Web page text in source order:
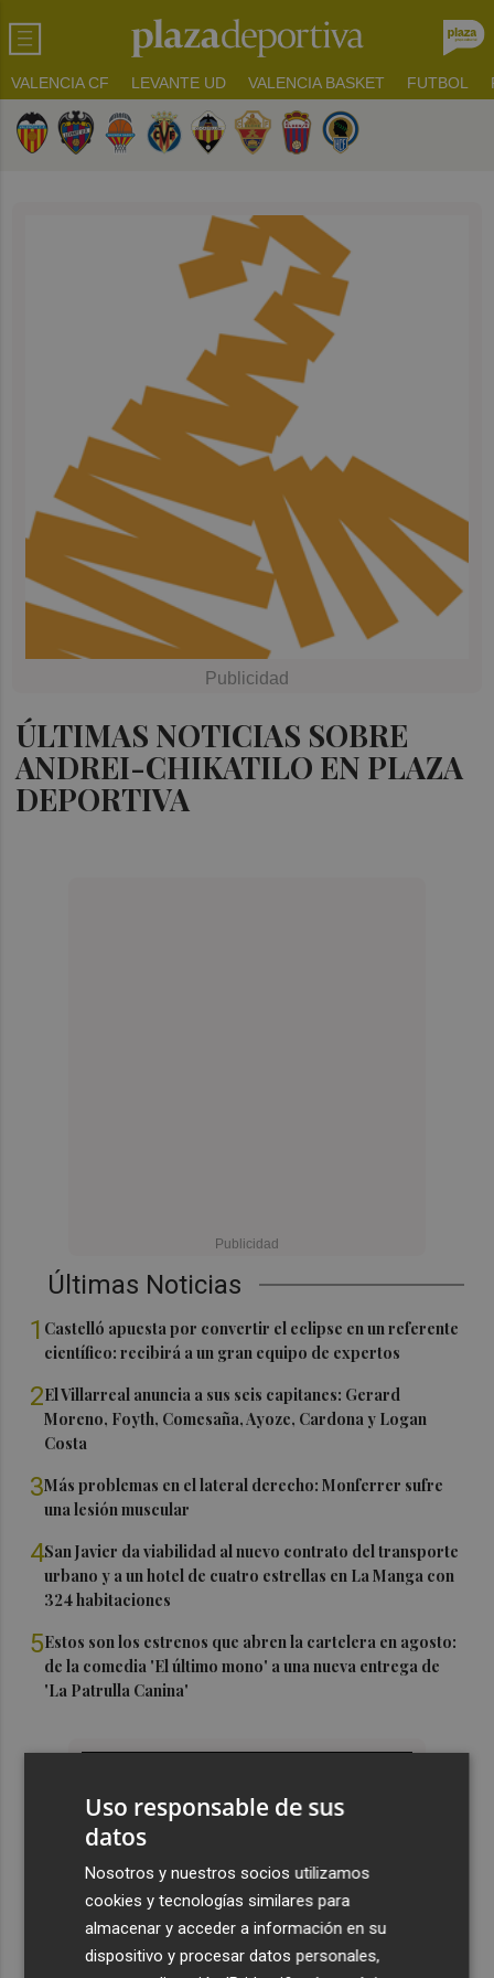
VALENCIA CF LEVANTE UD VALENCIA BASKET FUTBOL
ÚLTIMAS NOTICIAS SOBRE
ANDREI-CHIKATILO EN PLAZA
DEPORTIVA
Últimas Noticias
1 Castelló apuesta por convertir el eclipse en un referente
científico: recibirá a un gran equipo de expertos
2El Villarreal anuncia a sus seis capitanes: Gerard
Moreno, Foyth, Comesaña, Ayoze, Cardona y Logan
Costa
3Más problemas en el lateral derecho: Monferrer sufre
una lesión muscular
4San Javier da viabilidad al nuevo contrato del transporte
urbano y a un hotel de cuatro estrellas en La Manga con
324 habitaciones
5Estos son los estrenos que abren la cartelera en agosto:
de la comedia 'El último mono' a una nueva entrega de
'La Patrulla Canina'
Uso responsable de sus
datos
Nosotros y nuestros socios utilizamos
cookies y tecnologías similares para
almacenar y acceder a información en su
dispositivo y procesar datos personales,